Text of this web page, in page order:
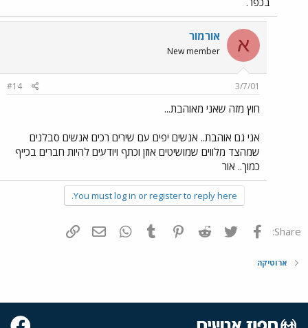
א אורמור
New member
3/7/01
#14
חוץ מזה שאני מאוהבת...
אני גם אוהבת.. אנשים יפים עם שירים רכים אנשים סבלנים
שמהצד מלווים שמושיטים אוזן וכתף ויודעים להיות חברים בכייף
כמוך.. אור
You must log in or register to reply here.
Share: פייסבוק Twitter
Reddit
Pinterest
Tumblr
WhatsAppדואר אלקטרוני
ארוטיקה